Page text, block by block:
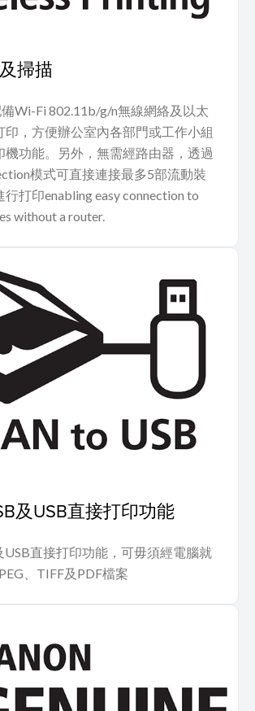
掃描
Wi-Fi 802.11b/g/n無線網絡及以太
印，方便辦公室內各部門或工作小組
機功能。另外，無需經路由器，透過
模式可直接連接最多5部流動裝
打印enabling easy connection to
without a router.
及USB直接打印功能
USB直接打印功能，可毋須經電腦就
、TIFF及PDF檔案